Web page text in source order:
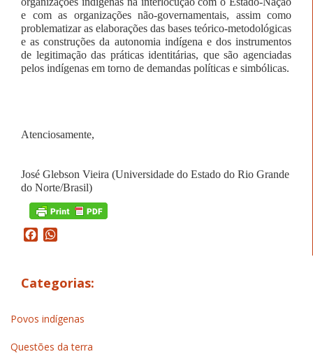
e com as organizações não-governamentais, assim como
problematizar as elaborações das bases teórico-metodológicas
e as construções da autonomia indígena e dos instrumentos
de legitimação das práticas identitárias, que são agenciadas
pelos indígenas em torno de demandas políticas e simbólicas.
Atenciosamente,
José Glebson Vieira (Universidade do Estado do Rio Grande
do Norte/Brasil)
Facebook
Categorias:
Povos indígenas
Questões da terra